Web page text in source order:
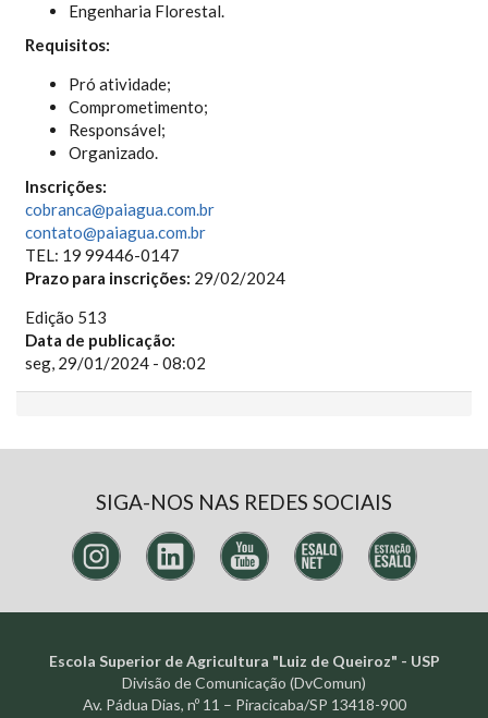
Engenharia Florestal.
Requisitos:
Pró atividade;
Comprometimento;
Responsável;
Organizado.
Inscrições:
cobranca@paiagua.com.br
contato@paiagua.com.br
TEL: 19 99446-0147
Prazo para inscrições: 29/02/2024
Edição 513
Data de publicação:
seg, 29/01/2024 - 08:02
SIGA-NOS NAS REDES SOCIAIS
Escola Superior de Agricultura "Luiz de Queiroz" - USP
Divisão de Comunicação (DvComun)
Av. Pádua Dias, nº 11 – Piracicaba/SP 13418-900